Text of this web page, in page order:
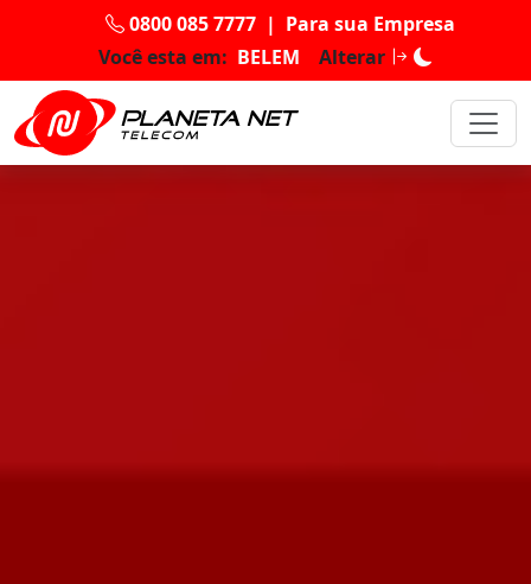
0800 085 7777 | Para sua Empresa
Você esta em: BELEM Alterar